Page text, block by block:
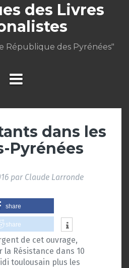
des Livres
République des Pyrénées"
dans les
Pyrénées
par Claude Larronde
share
share
de cet ouvrage,
Résistance dans 10
toulousain plus les